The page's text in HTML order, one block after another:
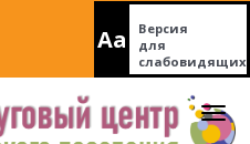
Aa
Версия
для
слабовидящих